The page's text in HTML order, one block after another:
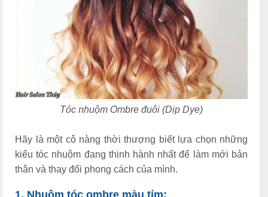
Tóc nhuộm Ombre đuôi (Dip Dye)
Hãy là một cô nàng thời thượng biết lựa chọn những
kiểu tóc nhuộm đang thịnh hành nhất để làm mới bản
thân và thay đổi phong cách của mình.